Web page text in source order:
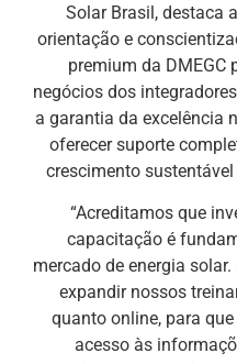
Solar Brasil, destaca
orientação e
premium da DMEGC
negócios dos
a garantia da excelência
oferecer suporte
crescimento
“Acreditamos que
capacitação é
mercado de energia
expandir nossos
quanto online, para
acesso às